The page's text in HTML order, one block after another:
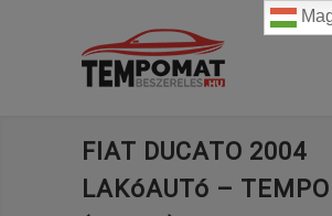
FIAT DUCATO 2004
LAKóAUTó –